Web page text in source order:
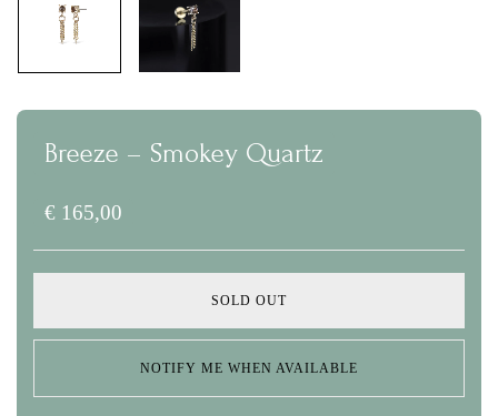
Breeze – Smokey Quartz
€ 165,00
SOLD OUT
NOTIFY ME WHEN AVAILABLE